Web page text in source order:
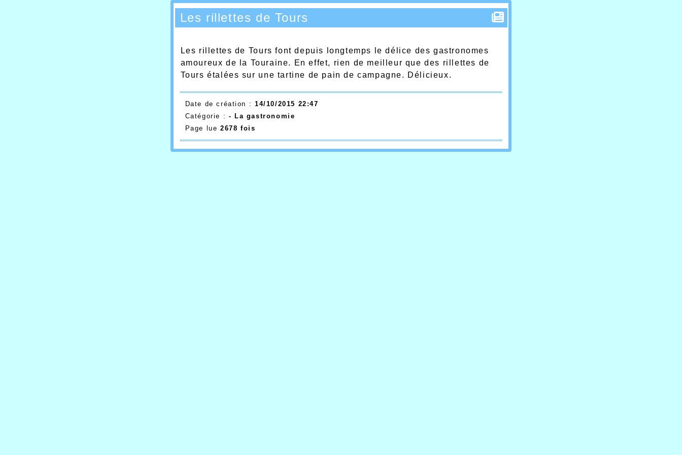
Les rillettes de Tours
Les rillettes de Tours font depuis longtemps le délice des gastronomes
amoureux de la Touraine. En effet, rien de meilleur que des rillettes de
Tours étalées sur une tartine de pain de campagne. Délicieux.
Date de création : 14/10/2015 22:47
Catégorie : - La gastronomie
Page lue 2678 fois